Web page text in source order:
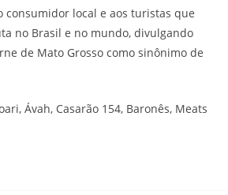
local e aos turistas que
no Brasil e no mundo, divulgando
de Mato Grosso como sinônimo de
Ávah, Casarão 154, Baronês, Meats